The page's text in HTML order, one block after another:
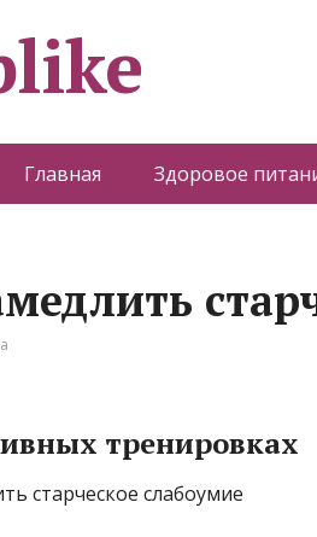
Главная Здоровое
тренировках